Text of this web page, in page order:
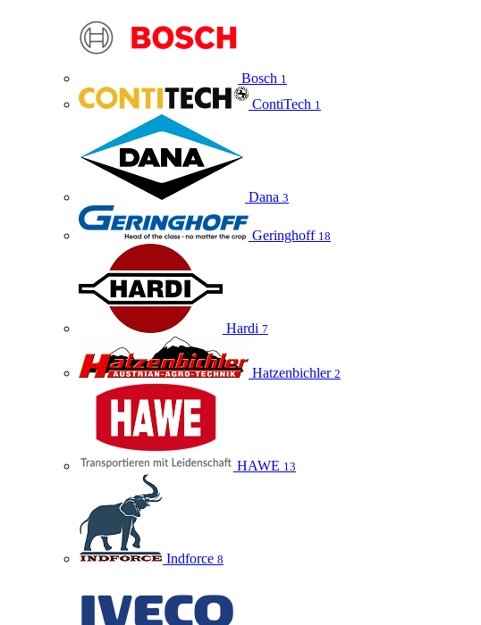
Bosch 1
ContiTech 1
Dana 3
Geringhoff 18
Hardi 7
Hatzenbichler 2
HAWE 13
Indforce 8